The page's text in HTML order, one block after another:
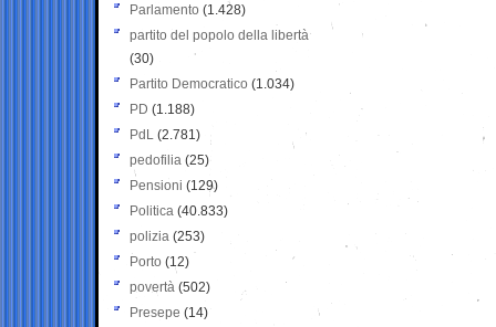
Parlamento (1.428)
partito del popolo della libertà
(30)
Partito Democratico (1.034)
PD (1.188)
PdL (2.781)
pedofilia (25)
Pensioni (129)
Politica (40.833)
polizia (253)
Porto (12)
povertà (502)
Presepe (14)